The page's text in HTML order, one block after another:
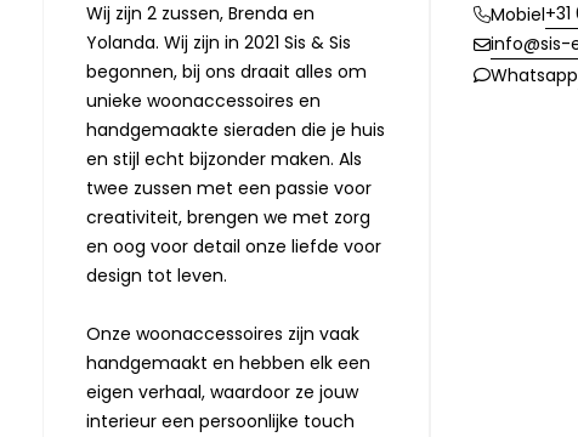
Wij zijn 2 zussen, Brenda en
Yolanda. Wij zijn in 2021 Sis & Sis
begonnen, bij ons draait alles om
unieke woonaccessoires en
handgemaakte sieraden die je huis
en stijl echt bijzonder maken. Als
twee zussen met een passie voor
creativiteit, brengen we met zorg
en oog voor detail onze liefde voor
design tot leven.
Onze woonaccessoires zijn vaak
handgemaakt en hebben elk een
eigen verhaal, waardoor ze jouw
interieur een persoonlijke touch
Mobiel
info@sis-
Whatsapp